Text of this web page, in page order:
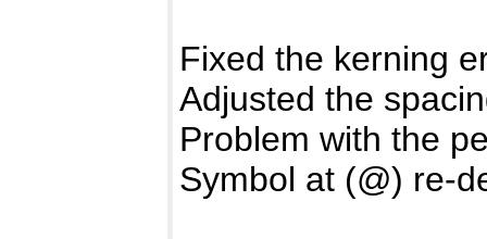
Fixed the kerning
Adjusted the
Problem with the
Symbol at (@) re-